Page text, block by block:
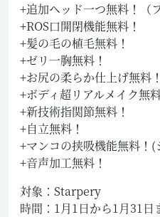
+追加ヘッド一つ無料！（
+ROS口開閉機能無料！
+髪の毛の植毛無料！
+ゼリ一胸無料！
+お尻の柔らか仕上げ無料
+ボディ超リアルメイク無
+新技術指関節無料！
+自立無料！
+マンコの挟吸機能無料！(
+音声加工無料！
対象：Starpery
時間：1月1日から1月31日